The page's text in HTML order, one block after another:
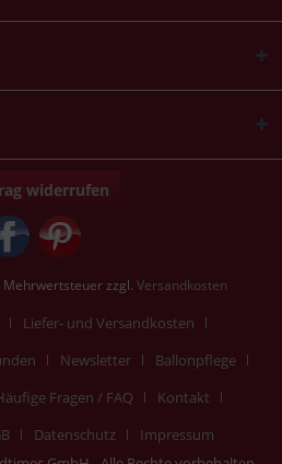
widerrufen
zzgl. Versandkosten
Liefer- und Versandkosten
Newsletter
Ballonpflege
Fragen / FAQ
Kontakt
Datenschutz
Impressum